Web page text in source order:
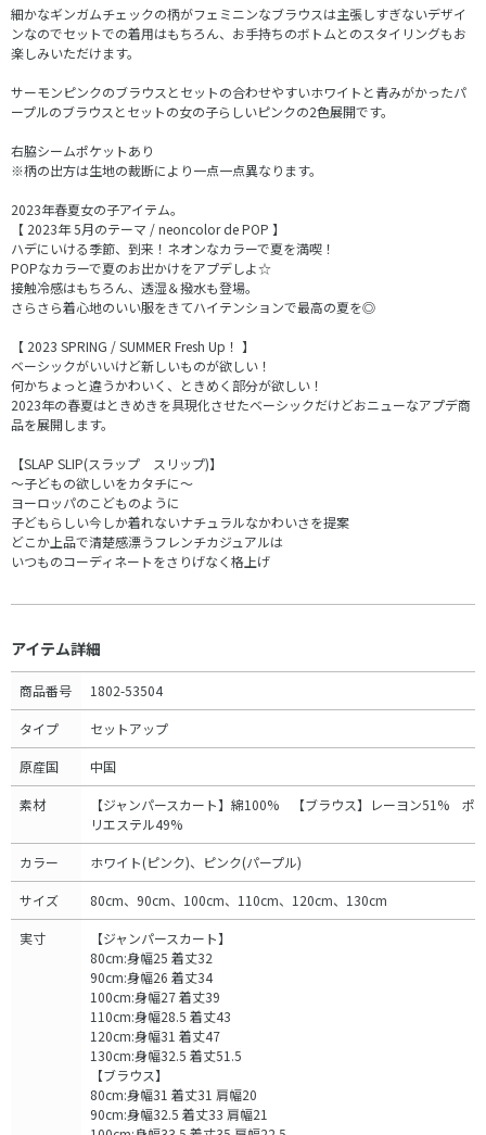
細かなギンガムチェックの柄がフェミニンなブラウスは主張しすぎないデザイ
ンなのでセットでの着用はもちろん、お手持ちのボトムとのスタイリングもお
楽しみいただけます。
サーモンピンクのブラウスとセットの合わせやすいホワイトと青みがかったパ
ープルのブラウスとセットの女の子らしいピンクの2色展開です。
右脇シームポケットあり
※柄の出方は生地の裁断により一点一点異なります。
2023年春夏女の子アイテム。
【 2023年 5月のテーマ / neoncolor de POP 】
ハデにいける季節、到来！ネオンなカラーで夏を満喫！
POPなカラーで夏のお出かけをアプデしよ☆
接触冷感はもちろん、透湿＆撥水も登場。
さらさら着心地のいい服をきてハイテンションで最高の夏を◎
【 2023 SPRING / SUMMER Fresh Up！ 】
ベーシックがいいけど新しいものが欲しい！
何かちょっと違うかわいく、ときめく部分が欲しい！
2023年の春夏はときめきを具現化させたベーシックだけどおニューなアプデ商
品を展開します。
【SLAP SLIP(スラップ スリップ)】
～子どもの欲しいをカタチに～
ヨーロッパのこどものように
子どもらしい今しか着れないナチュラルなかわいさを提案
どこか上品で清楚感漂うフレンチカジュアルは
いつものコーディネートをさりげなく格上げ
アイテム詳細
商品番号 1802-53504
タイプ セットアップ
原産国 中国
素材
【ジャンパースカート】綿100% 【ブラウス】レーヨン51% ポ
リエステル49%
カラー ホワイト(ピンク)、ピンク(パープル)
サイズ 80cm、90cm、100cm、110cm、120cm、130cm
実寸
【ジャンパースカート】
80cm:身幅25 着丈32
90cm:身幅26 着丈34
100cm:身幅27 着丈39
110cm:身幅28.5 着丈43
120cm:身幅31 着丈47
130cm:身幅32.5 着丈51.5
【ブラウス】
80cm:身幅31 着丈31 肩幅20
90cm:身幅32.5 着丈33 肩幅21